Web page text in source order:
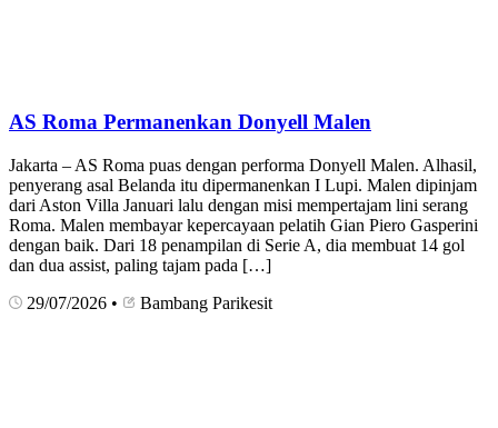
AS Roma Permanenkan Donyell Malen
Jakarta – AS Roma puas dengan performa Donyell Malen. Alhasil,
penyerang asal Belanda itu dipermanenkan I Lupi. Malen dipinjam
dari Aston Villa Januari lalu dengan misi mempertajam lini serang
Roma. Malen membayar kepercayaan pelatih Gian Piero Gasperini
dengan baik. Dari 18 penampilan di Serie A, dia membuat 14 gol
dan dua assist, paling tajam pada […]
29/07/2026 • Bambang Parikesit